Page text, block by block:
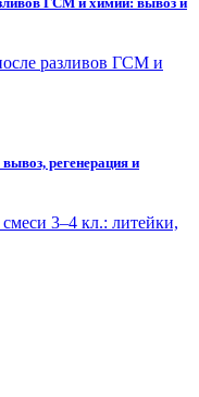
разливов ГСМ и
регенерация и
3–4 кл.: литейки,